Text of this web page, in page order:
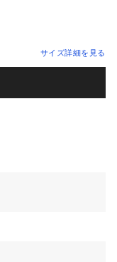
サイズ詳細を見る